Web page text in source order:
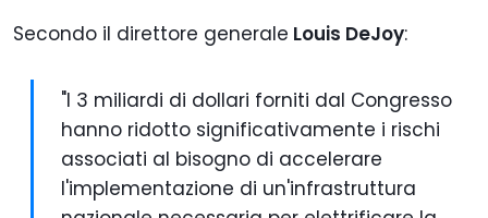
Secondo il direttore generale Louis DeJoy:
"I 3 miliardi di dollari forniti dal Congresso
hanno ridotto significativamente i rischi
associati al bisogno di accelerare
l'implementazione di un'infrastruttura